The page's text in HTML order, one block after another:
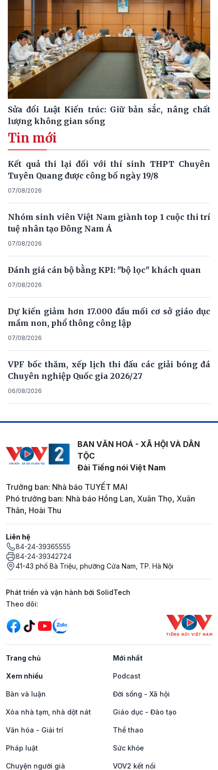
Sửa đổi Luật Kiến trúc: Giữ bản sắc, nâng chất
lượng không gian sống
Tin mới
Kết quả thi lại đối với thí sinh THPT Chuyên
Tuyên Quang được công bố ngày 19/8
07/08/2026
Nhóm sinh viên Việt Nam giành top 1 cuộc thi trí
tuệ nhân tạo Đông Nam Á
07/08/2026
Đánh giá cán bộ bằng KPI: "bộ lọc" khách quan
07/08/2026
Dự kiến giảm hơn 17.000 đầu mối cơ sở giáo dục
mầm non, phổ thông công lập
07/08/2026
VPF bốc thăm, xếp lịch thi đấu các giải bóng đá
Chuyên nghiệp Quốc gia 2026/27
06/08/2026
BAN VĂN HOÁ - XÃ HỘI VÀ DÂN
TỘC
Đài Tiếng nói Việt Nam
Trưởng ban: Nhà báo TUYẾT MAI
Phó trưởng ban: Nhà báo Hồng Lan, Xuân Thọ, Xuân
Thân, Hoài Thu
Liên hệ
84-24-39365555
84-24-39342724
41-43 phố Bà Triệu, phường Cửa Nam, TP. Hà Nội
Phát triển và vận hành bởi SolidTech
Mạng xã hội
Theo dõi:
Trang chủ Mới nhất
Xem nhiều Podcast
Bàn và luận Đời sống - Xã hội
Xóa nhà tạm, nhà dột nát Giáo dục - Đào tạo
Văn hóa - Giải trí Thể thao
Pháp luật Sức khỏe
Chuyện người già VOV2 kết nối